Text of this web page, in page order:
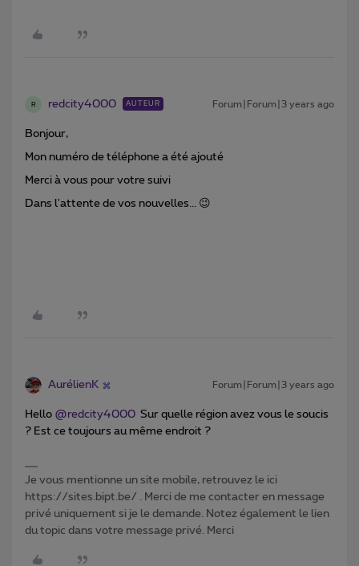
R redcity4000 AUTEUR Forum|Forum|3 years ago
Bonjour,
Mon numéro de téléphone a été ajouté
Merci à vous pour votre suivi
Dans l'attente de vos nouvelles... 😉
AurélienK Forum|Forum|3 years ago
Hello @redcity4000 Sur quelle région avez vous le soucis
? Est ce toujours au même endroit ?
Je vous mentionne un site mobile, retrouvez le ici
https://sites.bipt.be/ . Merci de me contacter en message
privé uniquement si je le demande. Notez également le lien
du topic dans votre message privé. Merci